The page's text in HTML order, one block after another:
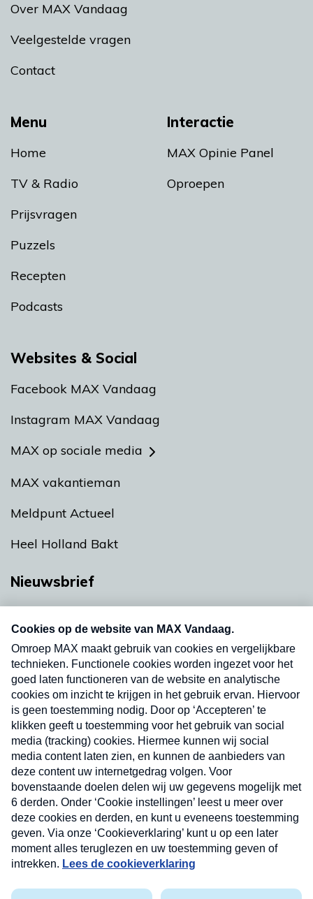
Menu
Home
TV & Radio
Prijsvragen
Puzzels
Recepten
Podcasts
Interactie
MAX Opinie Panel
Oproepen
Over MAX Vandaag
Veelgestelde vragen
Contact
Websites & Social
Facebook MAX Vandaag
Instagram MAX Vandaag
MAX op sociale media
MAX vakantieman
Meldpunt Actueel
Heel Holland Bakt
Nieuwsbrief
nieuwsbrief. Elke vrijdag- en dinsdagochtend in
uw mailbox.
Verzend
Privacyverklaring
Cookieverklaring
Nieuwsbrief
Neem hier een gratis abonnement op onze
nieuwsbrief. Elke vrijdag- en dinsdagochtend in uw